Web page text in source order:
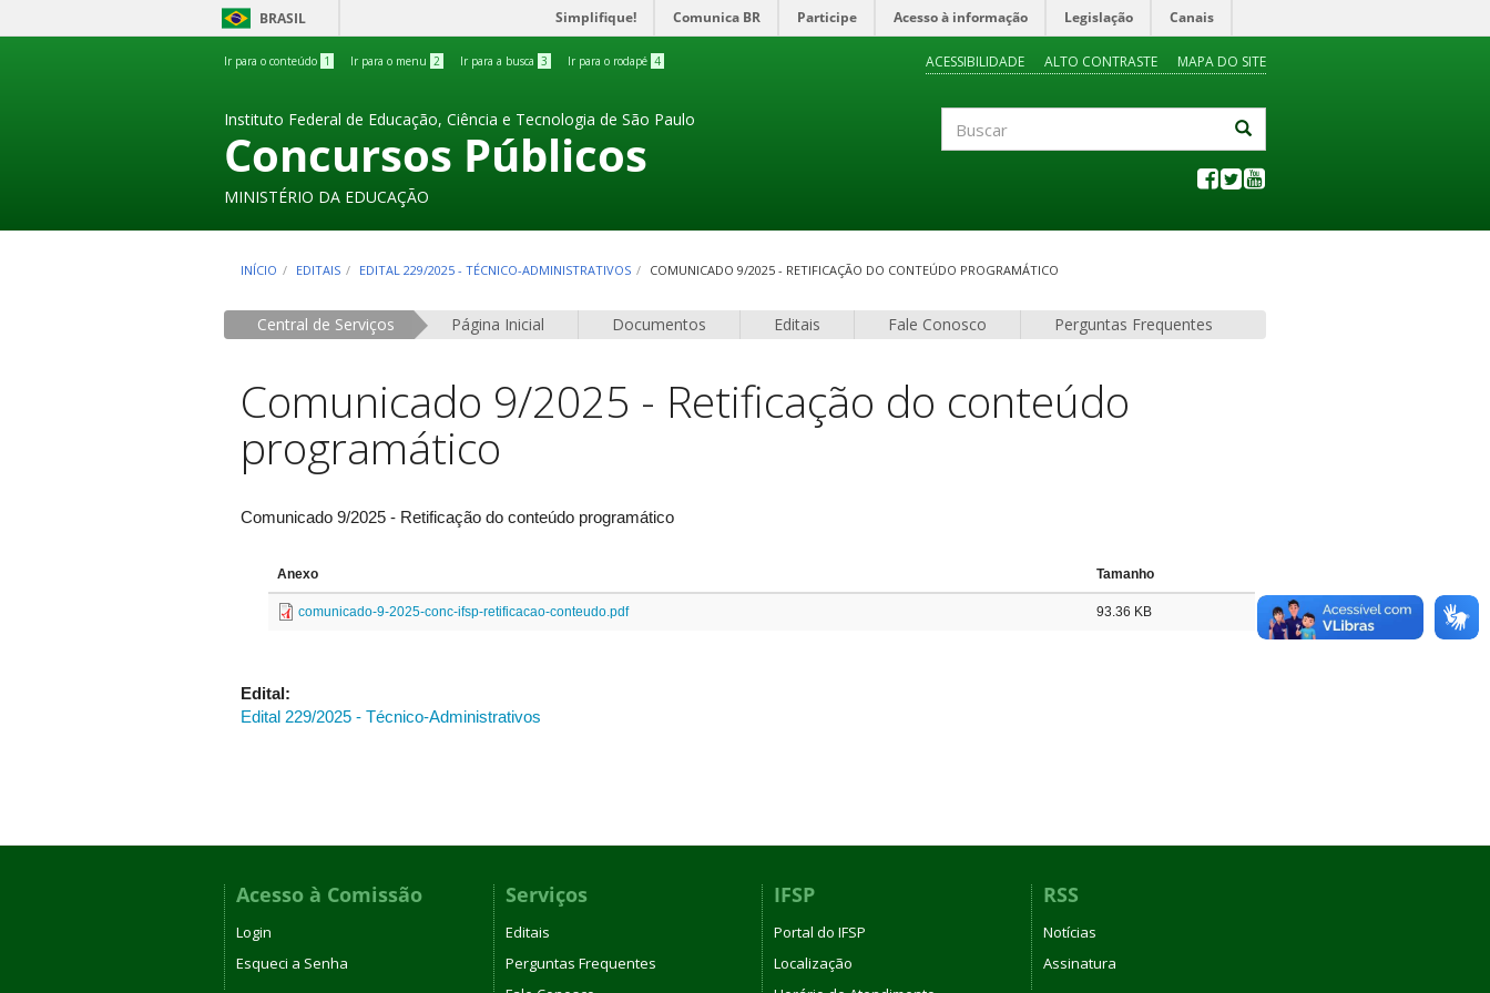
BRASIL Simplifique! Comunica BR Participe Acesso à informação Legislação Canais
Ir para o conteúdo 1 Ir para o menu 2 Ir para a busca 3 Ir para o rodapé 4 ACESSIBILIDADE ALTO CONTRASTE MAPA DO SITE
Instituto Federal de Educação, Ciência e Tecnologia de São Paulo
Concursos Públicos
MINISTÉRIO DA EDUCAÇÃO
INÍCIO EDITAIS EDITAL 229/2025 - TÉCNICO-ADMINISTRATIVOS COMUNICADO 9/2025 - RETIFICAÇÃO DO CONTEÚDO PROGRAMÁTICO
Central de Serviços Página Inicial Documentos Editais Fale Conosco Perguntas Frequentes
Comunicado 9/2025 - Retificação do conteúdo
programático
Comunicado 9/2025 - Retificação do conteúdo programático
Anexo Tamanho
comunicado-9-2025-conc-ifsp-retificacao-conteudo.pdf 93.36 KB
Edital:
Edital 229/2025 - Técnico-Administrativos
Acesso à Comissão
Login
Esqueci a Senha
Serviços
Editais
Perguntas Frequentes
IFSP
Portal do IFSP
Localização
RSS
Notícias
Assinatura